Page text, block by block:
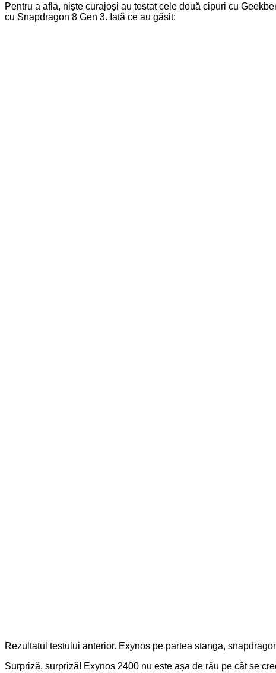
Pentru a afla, niște curajoși au testat cele două cipuri cu
cu Snapdragon 8 Gen 3. Iată ce au găsit:
Rezultatul testului anterior. Exynos pe partea stanga,
Surpriză, surpriză! Exynos 2400 nu este așa de rău pe cât se